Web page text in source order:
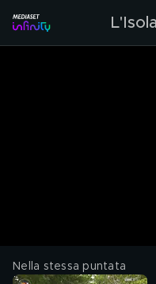
Nella stessa puntata